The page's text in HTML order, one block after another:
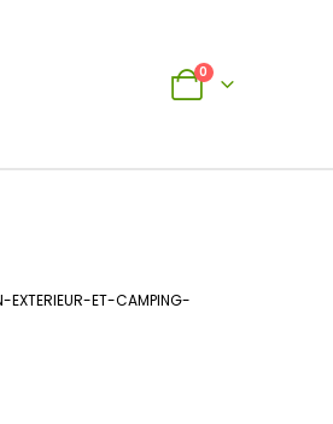
0
EXTERIEUR-ET-CAMPING-